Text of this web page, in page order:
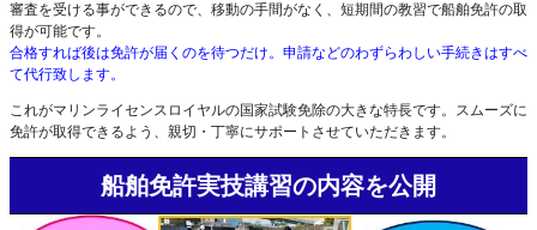
審査を受ける事ができるので、移動の手間がなく、 短期間の教習で船舶免許の取
得が可能です。
合格すれば後は免許が届くのを待つだけ。申請などのわずらわしい手続きはすべ
て代行致します。
これがマリンライセンスロイヤルの国家試験免除の大きな特長です。スムーズに
免許が取得できるよう、 親切 ・ 丁寧にサポートさせていただきます。
船舶免許実技講習の内容を公開